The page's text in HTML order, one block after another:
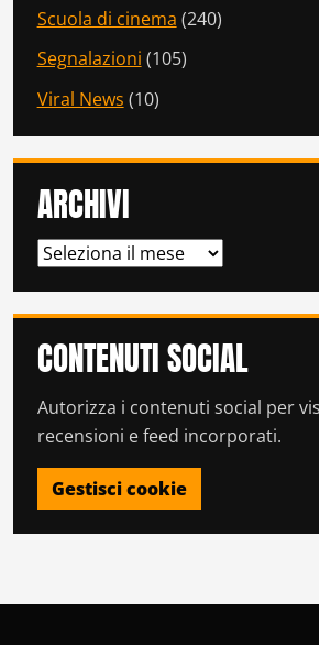
Scuola di cinema (240)
Segnalazioni (105)
Viral News (10)
ARCHIVI
ARCHIVI
CONTENUTI SOCIAL
Autorizza i contenuti social per
recensioni e feed incorporati.
Gestisci cookie